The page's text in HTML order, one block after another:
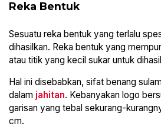
Reka Bentuk
Sesuatu reka bentuk yang terlalu
dihasilkan. Reka bentuk yang
atau titik yang kecil sukar untuk
Hal ini disebabkan, sifat benang
dalam jahitan. Kebanyakan logo
garisan yang tebal sekurang-
cm.